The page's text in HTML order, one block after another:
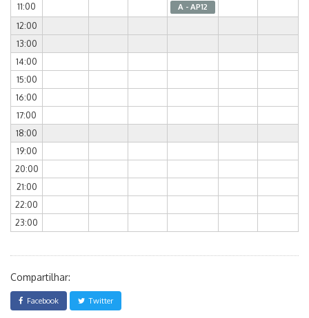
11:00 A - AP12
12:00
13:00
14:00
15:00
16:00
17:00
18:00
19:00
20:00
21:00
22:00
23:00
Compartilhar:
Facebook Twitter